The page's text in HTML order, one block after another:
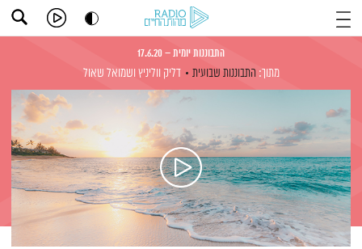
התבוננות יומית – 17.6.20
מתוך: התבוננות שבועית דליק ווליניץ ושמואל שאול